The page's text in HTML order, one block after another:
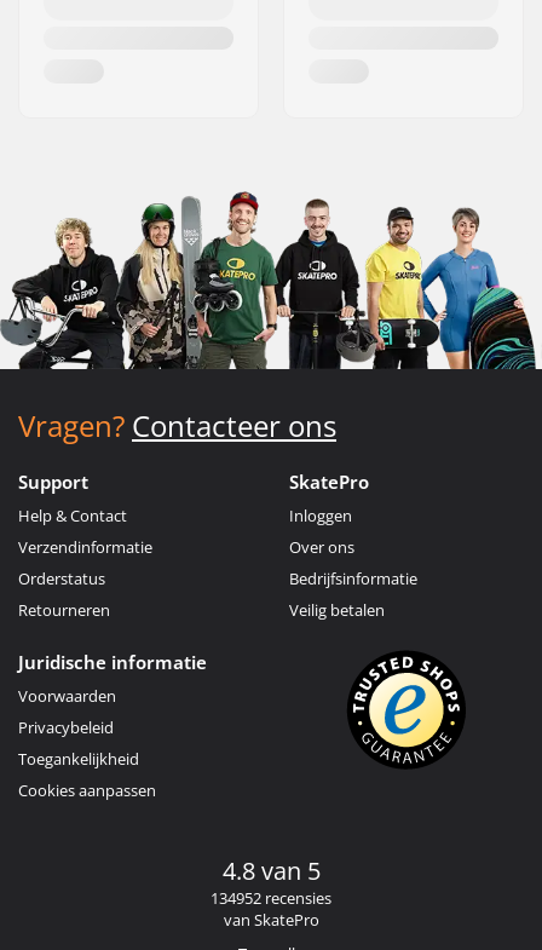
Vragen? Contacteer ons
Support
Help & Contact
Verzendinformatie
Orderstatus
Retourneren
SkatePro
Inloggen
Over ons
Bedrijfsinformatie
Veilig betalen
Juridische informatie
Voorwaarden
Privacybeleid
Toegankelijkheid
Cookies aanpassen
4.8 van 5
134952 recensies
van SkatePro